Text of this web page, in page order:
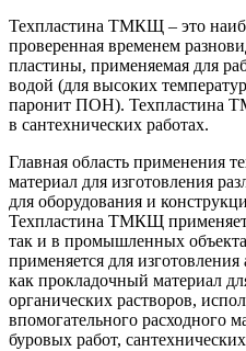
Техпластина ТМКЩ – это
проверенная временем
пластины, применяемая для
водой (для высоких
паронит ПОН). Техпластина
в сантехнических работах.
Главная область
материал для изготовления
для оборудования и
Техпластина ТМКЩ
так и в промышленных
применяется для
как прокладочный материал
органических растворов,
впомогательного расходного
буровых работ,